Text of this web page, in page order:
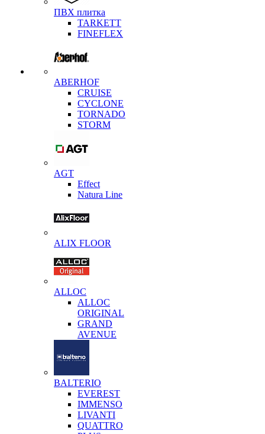
ПВХ плитка
TARKETT
FINEFLEX
ABERHOF
CRUISE
CYCLONE
TORNADO
STORM
AGT
Effect
Natura Line
ALIX FLOOR
ALLOC
ALLOC
ORIGINAL
GRAND
AVENUE
BALTERIO
EVEREST
IMMENSO
LIVANTI
QUATTRO